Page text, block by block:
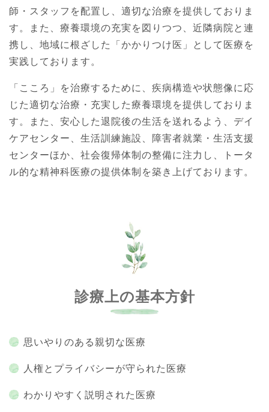
師・スタッフを配置し、適切な治療を提供しておりま
す。また、療養環境の充実を図りつつ、近隣病院と連
携し、地域に根ざした「かかりつけ医」として医療を
実践しております。
「こころ」を治療するために、疾病構造や状態像に応
じた適切な治療・充実した療養環境を提供しておりま
す。また、安心した退院後の生活を送れるよう、デイ
ケアセンター、生活訓練施設、障害者就業・生活支援
センターほか、社会復帰体制の整備に注力し、トータ
ル的な精神科医療の提供体制を築き上げております。
診療上の基本方針
思いやりのある親切な医療
人権とプライバシーが守られた医療
わかりやすく説明された医療